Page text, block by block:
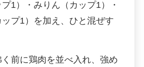
1）・みりん（カップ1）・
プ1）を加え、ひと混ぜす
前に鶏肉を並べ入れ、強め